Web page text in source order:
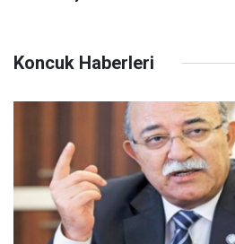
Koncuk Haberleri